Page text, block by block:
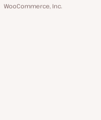
WooCommerce, Inc.